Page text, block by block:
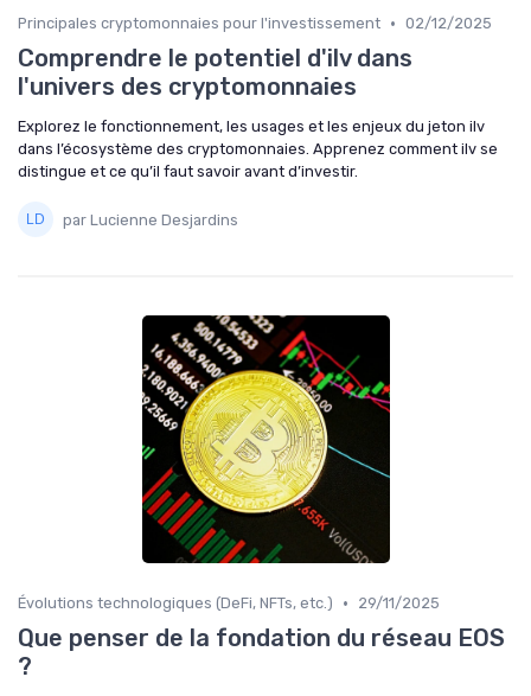
Principales cryptomonnaies pour l'investissement • 02/12/2025
Comprendre le potentiel d'ilv dans
l'univers des cryptomonnaies
Explorez le fonctionnement, les usages et les enjeux du jeton ilv
dans l’écosystème des cryptomonnaies. Apprenez comment ilv se
distingue et ce qu’il faut savoir avant d’investir.
par Lucienne Desjardins
Évolutions technologiques (DeFi, NFTs, etc.) • 29/11/2025
Que penser de la fondation du réseau EOS
?